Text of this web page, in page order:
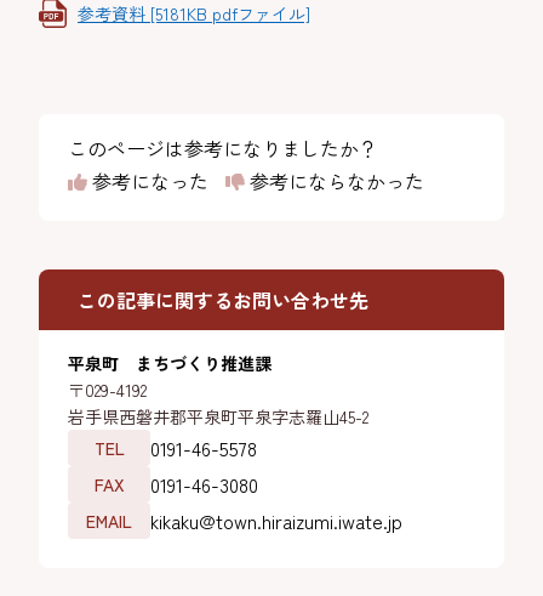
参考資料 [5181KB pdfファイル]
このページは参考になりましたか？
参考になった
参考にならなかった
この記事に関するお問い合わせ先
平泉町 まちづくり推進課
〒029-4192
岩手県西磐井郡平泉町平泉字志羅山45-2
TEL
0191-46-5578
FAX 0191-46-3080
EMAIL kikaku@town.hiraizumi.iwate.jp